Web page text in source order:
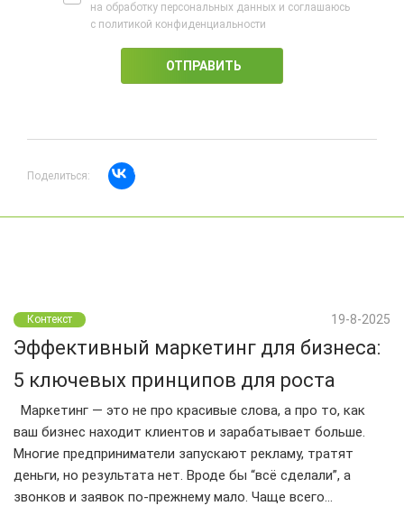
на обработку персональных данных и соглашаюсь
c политикой конфиденциальности
Поделиться:
Контекст 19-8-2025
Эффективный маркетинг для бизнеса:
5 ключевых принципов для роста
Маркетинг — это не про красивые слова, а про то, как
ваш бизнес находит клиентов и зарабатывает больше.
Многие предприниматели запускают рекламу, тратят
деньги, но результата нет. Вроде бы “всё сделали”, а
звонков и заявок по-прежнему мало. Чаще всего…